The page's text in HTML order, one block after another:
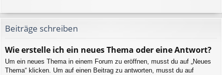
Beiträge schreiben
Wie erstelle ich ein neues Thema oder eine Antwort?
Um ein neues Thema in einem Forum zu eröffnen, musst du auf „Neues
Thema“ klicken. Um auf einen Beitrag zu antworten, musst du auf